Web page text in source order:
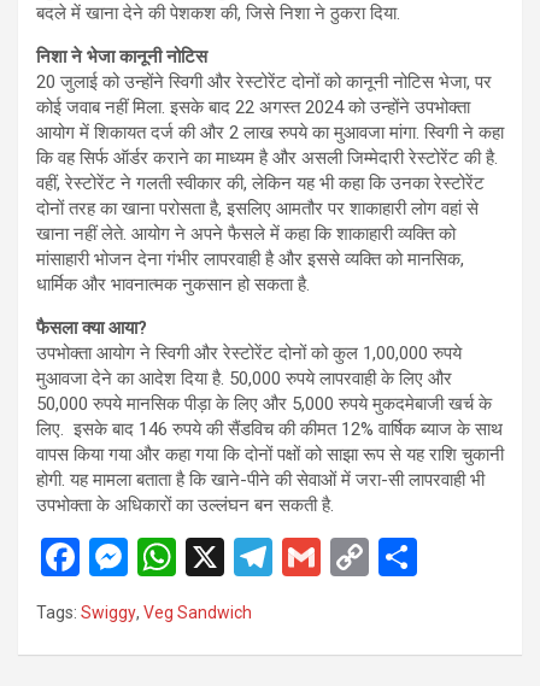
बदले में खाना देने की पेशकश की, जिसे निशा ने ठुकरा दिया.
निशा ने भेजा कानूनी नोटिस
20 जुलाई को उन्होंने स्विगी और रेस्टोरेंट दोनों को कानूनी नोटिस भेजा, पर
कोई जवाब नहीं मिला. इसके बाद 22 अगस्त 2024 को उन्होंने उपभोक्ता
आयोग में शिकायत दर्ज की और 2 लाख रुपये का मुआवजा मांगा. स्विगी ने कहा
कि वह सिर्फ ऑर्डर कराने का माध्यम है और असली जिम्मेदारी रेस्टोरेंट की है.
वहीं, रेस्टोरेंट ने गलती स्वीकार की, लेकिन यह भी कहा कि उनका रेस्टोरेंट
दोनों तरह का खाना परोसता है, इसलिए आमतौर पर शाकाहारी लोग वहां से
खाना नहीं लेते. आयोग ने अपने फैसले में कहा कि शाकाहारी व्यक्ति को
मांसाहारी भोजन देना गंभीर लापरवाही है और इससे व्यक्ति को मानसिक,
धार्मिक और भावनात्मक नुकसान हो सकता है.
फैसला क्या आया?
उपभोक्ता आयोग ने स्विगी और रेस्टोरेंट दोनों को कुल 1,00,000 रुपये
मुआवजा देने का आदेश दिया है. 50,000 रुपये लापरवाही के लिए और
50,000 रुपये मानसिक पीड़ा के लिए और 5,000 रुपये मुकदमेबाजी खर्च के
लिए. इसके बाद 146 रुपये की सैंडविच की कीमत 12% वार्षिक ब्याज के साथ
वापस किया गया और कहा गया कि दोनों पक्षों को साझा रूप से यह राशि चुकानी
होगी. यह मामला बताता है कि खाने-पीने की सेवाओं में जरा-सी लापरवाही भी
उपभोक्ता के अधिकारों का उल्लंघन बन सकती है.
F
a
ce
M
es
se
W
h
at
X
T
G
C
Tags: Swiggy, Veg Sandwich